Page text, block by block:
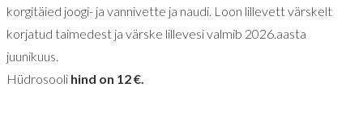
korgitäied joogi- ja vannivette ja naudi. Loon lillevett värskelt
korjatud taimedest ja värske lillevesi valmib 2026.aasta
juunikuus.
Hüdrosooli hind on 12 €.